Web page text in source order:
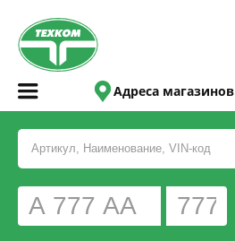
Адреса магазинов